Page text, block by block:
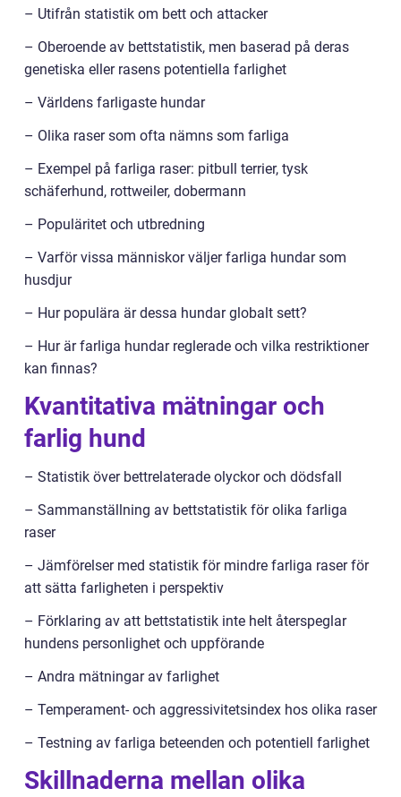
– Utifrån statistik om bett och attacker
– Oberoende av bettstatistik, men baserad på deras
genetiska eller rasens potentiella farlighet
– Världens farligaste hundar
– Olika raser som ofta nämns som farliga
– Exempel på farliga raser: pitbull terrier, tysk
schäferhund, rottweiler, dobermann
– Populäritet och utbredning
– Varför vissa människor väljer farliga hundar som
husdjur
– Hur populära är dessa hundar globalt sett?
– Hur är farliga hundar reglerade och vilka restriktioner
kan finnas?
Kvantitativa mätningar och
farlig hund
– Statistik över bettrelaterade olyckor och dödsfall
– Sammanställning av bettstatistik för olika farliga
raser
– Jämförelser med statistik för mindre farliga raser för
att sätta farligheten i perspektiv
– Förklaring av att bettstatistik inte helt återspeglar
hundens personlighet och uppförande
– Andra mätningar av farlighet
– Temperament- och aggressivitetsindex hos olika raser
– Testning av farliga beteenden och potentiell farlighet
Skillnaderna mellan olika